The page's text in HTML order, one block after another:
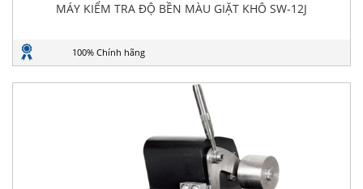
MÁY KIỂM TRA ĐỘ BỀN MÀU GIẶT KHÔ SW-12J
100% Chính hãng